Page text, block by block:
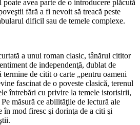
avea parte de o introducere plăcută
fără a fi nevoit să treacă peste
dificil sau de temele complexe.
a unui roman clasic, tânărul cititor
de independenţă, dublat de
termine de citit o carte „pentru oameni
fascinat de o poveste clasică, terenul
întrebări cu privire la temele istorisirii,
măsură ce abilităţile de lectură ale
în mod firesc şi dorinţa de a citi şi